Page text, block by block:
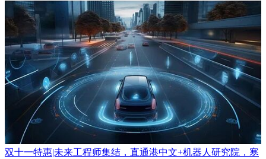
双十一特惠|未来工程师集结，直通港中文+机器人研究院，寒